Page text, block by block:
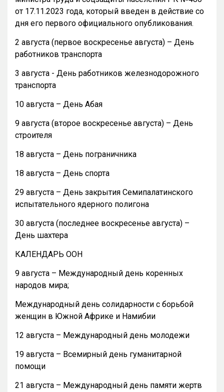
от 17.11.2023 года, который введен в действие со
дня его первого официального опубликования.
2 августа (первое воскресенье августа) – День
работников транспорта
3 августа - День работников железнодорожного
транспорта
10 августа – День Абая
9 августа (второе воскресенье августа) – День
строителя
18 августа – День пограничника
18 августа – День спорта
29 августа – День закрытия Семипалатинского
испытательного ядерного полигона
30 августа (последнее воскресенье августа) –
День шахтера
КАЛЕНДАРЬ ООН
9 августа – Международный день коренных
народов мира;
Международный день солидарности с борьбой
женщин в Южной Африке и Намибии
12 августа – Международный день молодежи
19 августа – Всемирный день гуманитарной
помощи
21 августа – Международный день памяти жертв